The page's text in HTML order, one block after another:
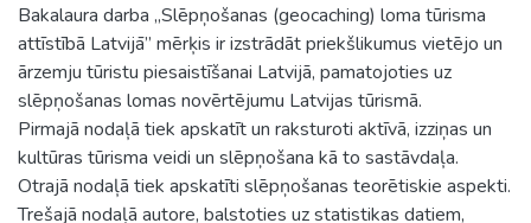
Bakalaura darba „Slēpņošanas (geocaching) loma tūrisma
attīstībā Latvijā” mērķis ir izstrādāt priekšlikumus vietējo un
ārzemju tūristu piesaistīšanai Latvijā, pamatojoties uz
slēpņošanas lomas novērtējumu Latvijas tūrismā.
Pirmajā nodaļā tiek apskatīt un raksturoti aktīvā, izziņas un
kultūras tūrisma veidi un slēpņošana kā to sastāvdaļa.
Otrajā nodaļā tiek apskatīti slēpņošanas teorētiskie aspekti.
Trešajā nodaļā autore, balstoties uz statistikas datiem,